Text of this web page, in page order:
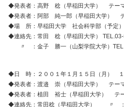
◆発表者：高野 稔（早稲田大学） テーマ
◆発表者：阿部 純一郎（早稲田大学） テ
◆場 所：早稲田大学 社会科学部（
◆連絡先：常田 稔（早稲田大学）
〃 ：金子 勝一（山梨学院大学）
◆日 時：２００１年１月１５日（月） １
◆発表者：渡邉 崇（早稲田大学） テーマ
◆発表者：植田 裕士（早稲田大学） テー
◆連絡先：常田稔（早稲田大学） 〃 ：